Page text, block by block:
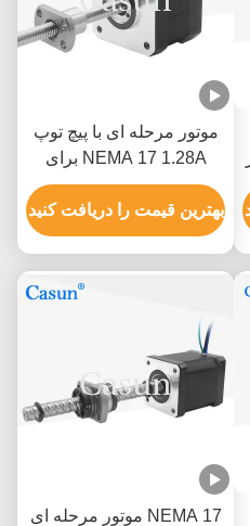
موتور مرحله ای با پیچ توپ
NEMA 17 1.28A برای
خطوط مونتاژ خودکار
بهترین قیمت را دریافت کنید
NEMA 17 موتور مرحله ای